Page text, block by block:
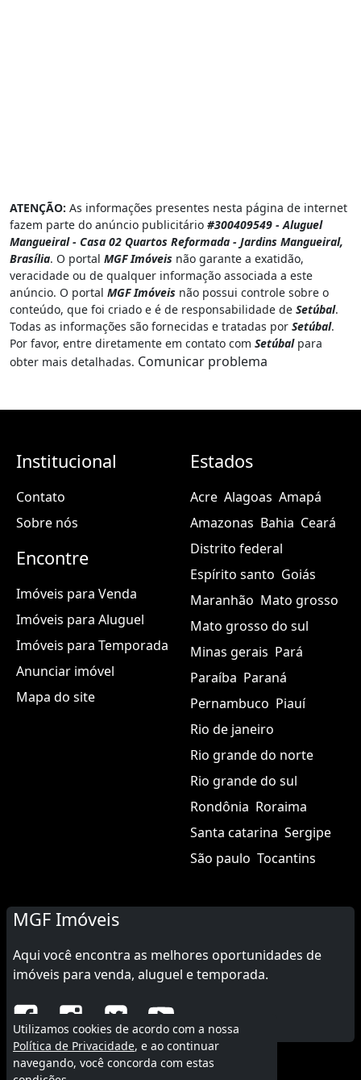
ATENÇÃO: As informações presentes nesta página de internet
fazem parte do anúncio publicitário #300409549 - Aluguel
Mangueiral - Casa 02 Quartos Reformada - Jardins Mangueiral,
Brasília. O portal MGF Imóveis não garante a exatidão,
veracidade ou de qualquer informação associada a este
anúncio. O portal MGF Imóveis não possui controle sobre o
conteúdo, que foi criado e é de responsabilidade de Setúbal.
Todas as informações são fornecidas e tratadas por Setúbal.
Por favor, entre diretamente em contato com Setúbalpara
obter mais detalhadas. Comunicar problema
Institucional
Contato
Sobre nós
Encontre
Imóveis para Venda
Imóveis para Aluguel
Imóveis para Temporada
Anunciar imóvel
Mapa do site
Estados
Acre Alagoas Amapá
Amazonas Bahia Ceará
Distrito federal
Espírito santo Goiás
Maranhão Mato grosso
Mato grosso do sul
Minas gerais Pará
Paraíba Paraná
Pernambuco Piauí
Rio de janeiro
Rio grande do norte
Rio grande do sul
Rondônia Roraima
Santa catarina Sergipe
São paulo Tocantins
MGF Imóveis
Aqui você encontra as melhores oportunidades de
imóveis para venda, aluguel e temporada.
© 2015 - 2026 MGF Imóveis.
Utilizamos cookies de acordo com a nossa
Política de Privacidade, e ao continuar
navegando, você concorda com estas